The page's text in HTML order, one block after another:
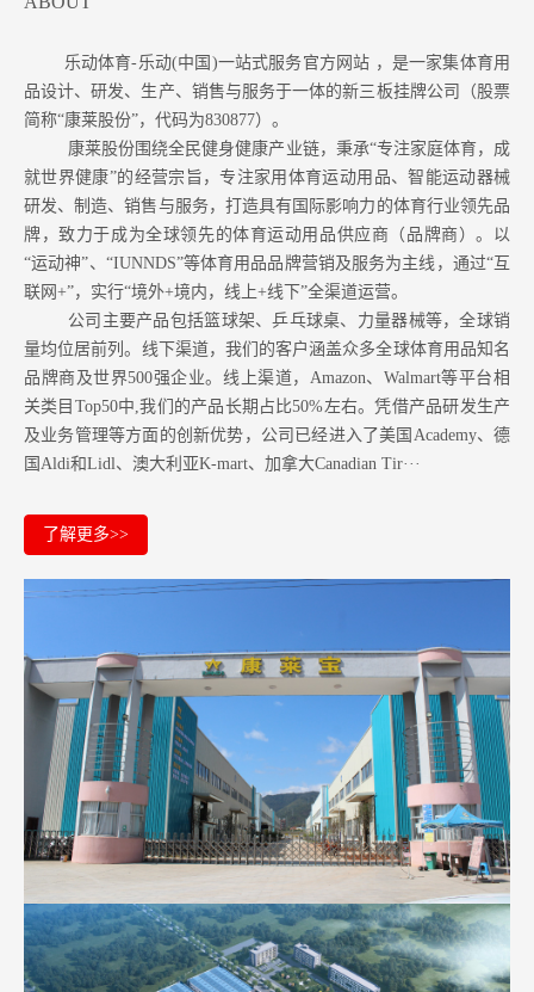
乐动体育-乐动(中国)一站式服务官方网站 ，是一家集体育用
品设计、研发、生产、销售与服务于一体的新三板挂牌公司（股票
简称“康莱股份”，代码为830877）。
康莱股份围绕全民健身健康产业链，秉承“专注家庭体育，成
就世界健康”的经营宗旨，专注家用体育运动用品、智能运动器械
研发、制造、销售与服务，打造具有国际影响力的体育行业领先品
牌，致力于成为全球领先的体育运动用品供应商（品牌商）。以
“运动神”、“IUNNDS”等体育用品品牌营销及服务为主线，通过“互
联网+”，实行“境外+境内，线上+线下”全渠道运营。
公司主要产品包括篮球架、乒乓球桌、力量器械等，全球销
量均位居前列。 线下渠道，我们的客户涵盖众多全球体育用品知名
品牌商及世界500强企业。 线上渠道，Amazon、Walmart等平台相
关类目Top50中,我们的产品长期占比50%左右。凭借产品研发生产
及业务管理等方面的创新优势，公司已经进入了美国Academy、德
国Aldi和Lidl、澳大利亚K-mart、加拿大Canadian Tir···
了解更多>>